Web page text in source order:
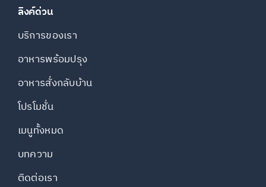
ลิงค์ด่วน
บริการของเรา
อาหารพร้อมปรุง
อาหารสั่งกลับบ้าน
โปรโมชั่น
เมนูทั้งหมด
บทความ
ติดต่อเรา